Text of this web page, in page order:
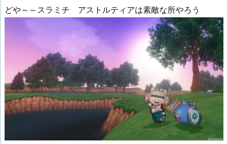
どや～～スラミチ アストルティアは素敵な所やろう